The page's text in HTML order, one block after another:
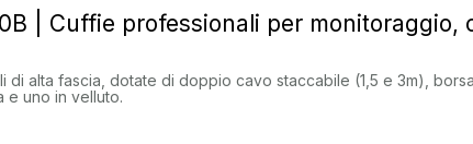
| Cuffie professionali per monitoraggio,
di alta fascia, dotate di doppio cavo staccabile (1,5 e 3m),
e uno in velluto.